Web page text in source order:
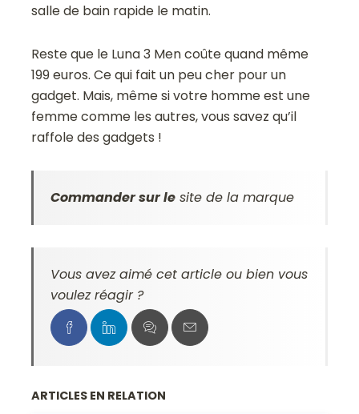
salle de bain rapide le matin.
Reste que le Luna 3 Men coûte quand même
199 euros. Ce qui fait un peu cher pour un
gadget. Mais, même si votre homme est une
femme comme les autres, vous savez qu’il
raffole des gadgets !
Commander sur le site de la marque
Vous avez aimé cet article ou bien vous
voulez réagir ?
ARTICLES EN RELATION